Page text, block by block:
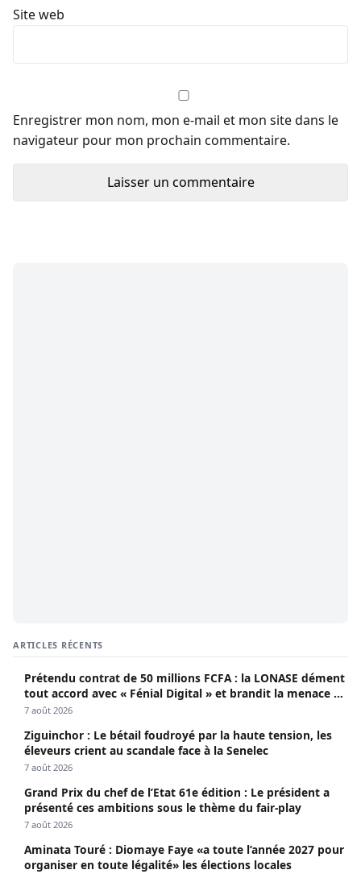
Site web
Enregistrer mon nom, mon e-mail et mon site dans le
navigateur pour mon prochain commentaire.
ARTICLES RÉCENTS
Prétendu contrat de 50 millions FCFA : la LONASE dément
tout accord avec « Fénial Digital » et brandit la menace de
poursuites
7 août 2026
Ziguinchor : Le bétail foudroyé par la haute tension, les
éleveurs crient au scandale face à la Senelec
7 août 2026
Grand Prix du chef de l’Etat 61e édition : Le président a
présenté ces ambitions sous le thème du fair-play
7 août 2026
Aminata Touré : Diomaye Faye «a toute l’année 2027 pour
organiser en toute légalité» les élections locales